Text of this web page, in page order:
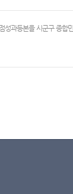
성과등본을 시군구 종합